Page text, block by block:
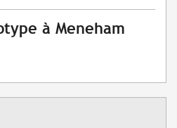
à Meneham